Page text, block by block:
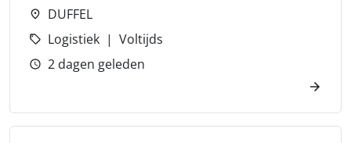
DUFFEL
Logistiek
Voltijds
2 dagen geleden